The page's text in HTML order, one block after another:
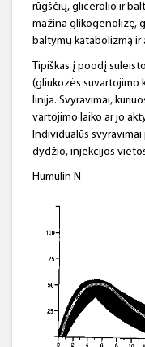
rūgščių, glicerolio ir
mažina glikogenolizę,
baltymų katabolizmą ir
Tipiškas į poodį
(gliukozės suvartojimo
linija. Svyravimai,
vartojimo laiko ar jo
Individualūs
dydžio, injekcijos
Humulin N